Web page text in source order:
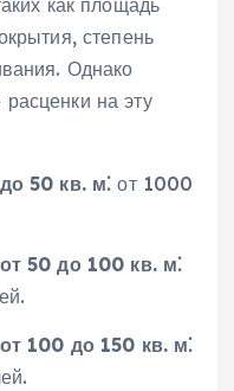
как площадь
степень
Однако
на эту
50 кв. м⁚ от 1000
50 до 100 кв. м⁚
100 до 150 кв. м⁚